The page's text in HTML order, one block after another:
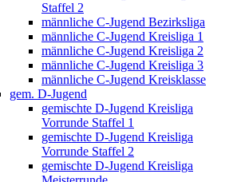
Staffel 2
männliche C-Jugend Bezirksliga
männliche C-Jugend Kreisliga 1
männliche C-Jugend Kreisliga 2
männliche C-Jugend Kreisliga 3
männliche C-Jugend Kreisklasse
gem. D-Jugend
gemischte D-Jugend Kreisliga
Vorrunde Staffel 1
gemischte D-Jugend Kreisliga
Vorrunde Staffel 2
gemischte D-Jugend Kreisliga